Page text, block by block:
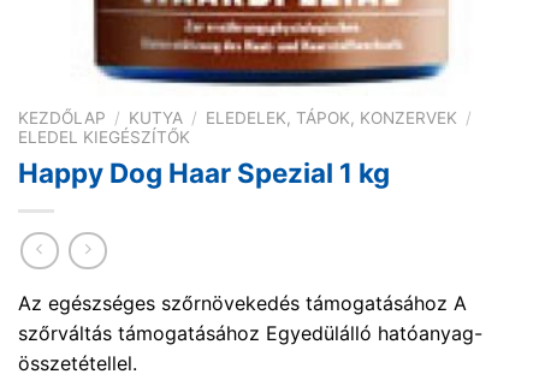
KEZDŐLAP / KUTYA / ELEDELEK, TÁPOK, KONZERVEK /
ELEDEL KIEGÉSZÍTŐK
Happy Dog Haar Spezial 1 kg
Az egészséges szőrnövekedés támogatásához A
szőrváltás támogatásához Egyedülálló hatóanyag-
összetétellel.